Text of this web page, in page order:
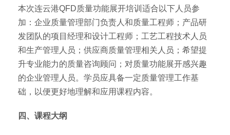
本次连云港QFD质量功能展开培训适合以下人员参
加：企业质量管理部门负责人和质量工程师；产品研
发团队的项目经理和设计工程师；工艺工程技术人员
和生产管理人员；供应商质量管理相关人员；希望提
升专业能力的质量咨询顾问；对质量功能展开感兴趣
的企业管理人员。学员应具备一定质量管理工作基
础，以便更好地理解和应用课程内容。
四、课程大纲